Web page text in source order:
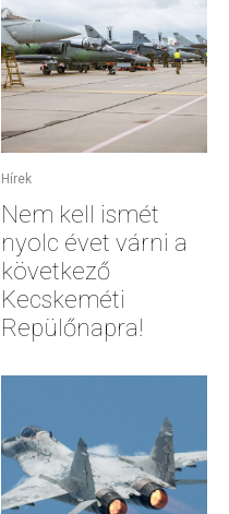
Hírek
Nem kell ismét
nyolc évet várni a
következő
Kecskeméti
Repülőnapra!